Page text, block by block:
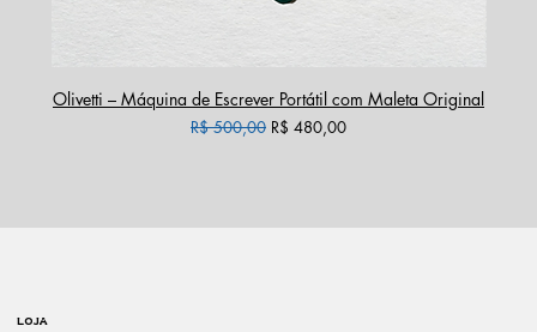
Olivetti – Máquina de Escrever Portátil com Maleta Original
Preço normal
R$ 500,00 Preço promocional
R$ 480,00
LOJA